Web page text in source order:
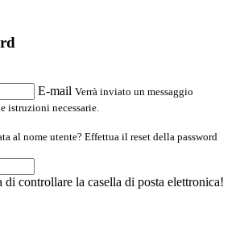
E-mail Verrà inviato un messaggio
istruzioni necessarie.
al nome utente? Effettua il reset della password
controllare la casella di posta elettronica!